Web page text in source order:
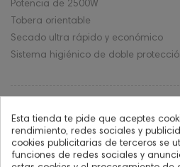
Potencia de 2500W
Tobera orientable
Secado ultra rápido y económico
Sistema higiénico de doble
AÑADIR A LA
Esta tienda te pide que aceptes
rendimiento, redes sociales y
cookies publicitarias de terceros se
funciones de redes sociales y